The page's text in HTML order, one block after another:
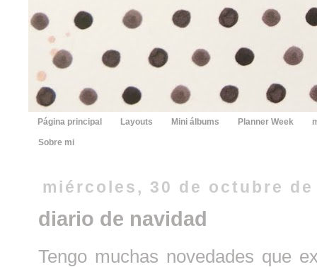
Página principal Layouts Mini álbums Planner Week
Sobre mi
miércoles, 30 de octubre de
diario de navidad
Tengo muchas novedades que